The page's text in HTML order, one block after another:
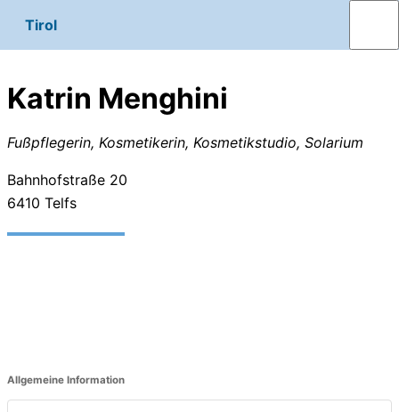
Tirol
Katrin Menghini
Fußpflegerin, Kosmetikerin, Kosmetikstudio, Solarium
Bahnhofstraße 20
6410 Telfs
Allgemeine Information